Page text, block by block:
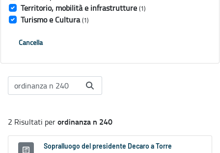
Territorio, mobilità e infrastrutture (1)
Turismo e Cultura (1)
Cancella
2 Risultati perordinanza n 240
Sopralluogo del presidente Decaro a Torre